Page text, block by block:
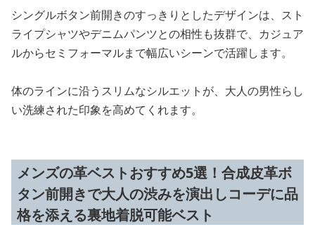
シングルボタン前開きのすっきりとしたデザインは、スト
ライプシャツやデニムパンツとの相性も抜群で、カジュア
ルからセミフォーマルまで幅広いシーンで活躍します。
体のラインに沿うスリムなシルエットが、大人の男性らし
い洗練された印象を高めてくれます。
メンズの革ベストおすすめ5選！合成皮革ボ
タン前開きで大人の渋みを演出しコーデに品
格を添える裏地着脱可能ベスト